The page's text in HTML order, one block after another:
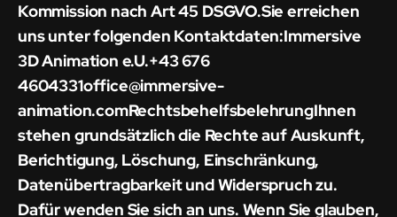
Kommission nach Art 45 DSGVO.Sie erreichen
uns unter folgenden Kontaktdaten:Immersive
3D Animation e.U.+43 676
4604331office@immersive-
animation.comRechtsbehelfsbelehrungIhnen
stehen grundsätzlich die Rechte auf Auskunft,
Berichtigung, Löschung, Einschränkung,
Datenübertragbarkeit und Widerspruch zu.
Dafür wenden Sie sich an uns. Wenn Sie glauben,